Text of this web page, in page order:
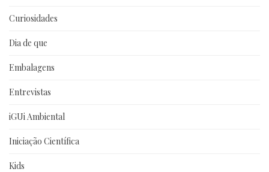
Curiosidades
Dia de que
Embalagens
Entrevistas
iGUi Ambiental
Iniciação Científica
Kids